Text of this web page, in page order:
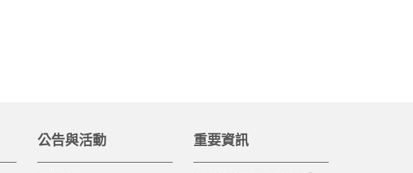
公告與活動 重要資訊